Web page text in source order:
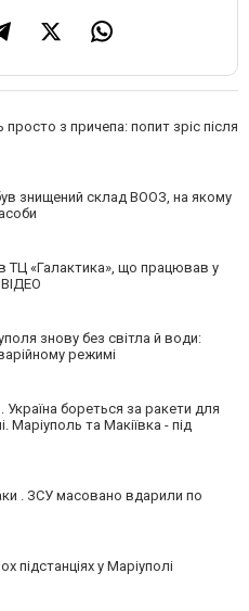
з причепа: попит зріс після
знищений склад ВООЗ, на якому
ТЦ «Галактика», що працював у
ВІДЕО
знову без світла й води:
режимі
бореться за ракети для
та Макіївка - під
. ЗСУ масовано вдарили по
підстанціях у Маріуполі